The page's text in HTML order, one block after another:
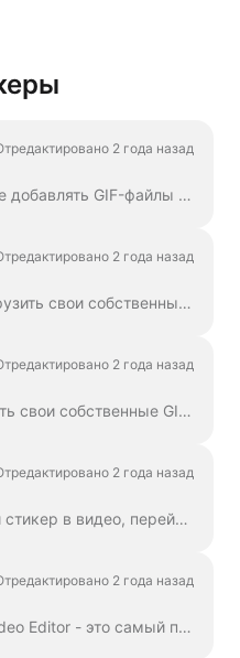
2 года назад
В Wave.video вы можете добавлять GIF-файлы и стикеры к своим видео. Таким образом, вы можете сделать их более увлекательными, индивидуальными и привлекательными для вашей аудитории. P...
2 года назад
Да, можете! Чтобы загрузить свои собственные стикеры, перейдите на шаг "Наложения и стикеры" в левом меню и нажмите на вкладку "Медиа" -> "Загрузка" Вы можете а...
2 года назад
Да, вы можете создавать свои собственные GIF-файлы и загружать их на Wave.video. Вот полезная статья о том, как создавать собственные GIF-файлы. Как только ваш GIF будет прочитан...
2 года назад
Чтобы добавить GIF или стикер в видео, перейдите к шагу "Наложения и стикеры" в меню с левой стороны. Вы увидите все возможные...
2 года назад
Использование Wave.video Editor - это самый простой способ создания или настройки фирменных или прозрачных элементов для вашего видео, пользовательских наложений, низких третьих или видео ...